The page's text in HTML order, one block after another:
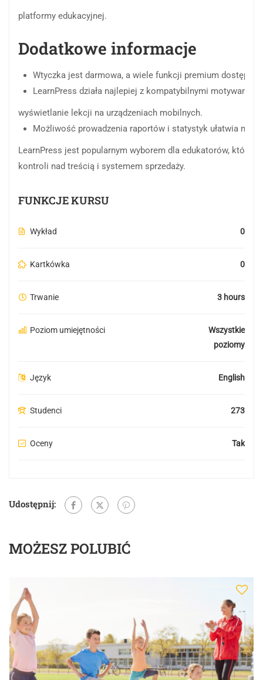
platformy edukacyjnej.
Dodatkowe informacje
Wtyczka jest darmowa, a wiele funkcji premium
LearnPress działa najlepiej z kompatybilnymi motywami
wyświetlanie lekcji na urządzeniach mobilnych.
Możliwość prowadzenia raportów i statystyk ułatwia
LearnPress jest popularnym wyborem dla edukatorów, którzy
kontroli nad treścią i systemem sprzedaży.
FUNKCJE KURSU
Wykład 0
Kartkówka 0
Trwanie 3 hours
Poziom umiejętności
Wszystkie
poziomy
Język English
Studenci 273
Oceny Tak
Udostępnij:
MOŻESZ POLUBIĆ